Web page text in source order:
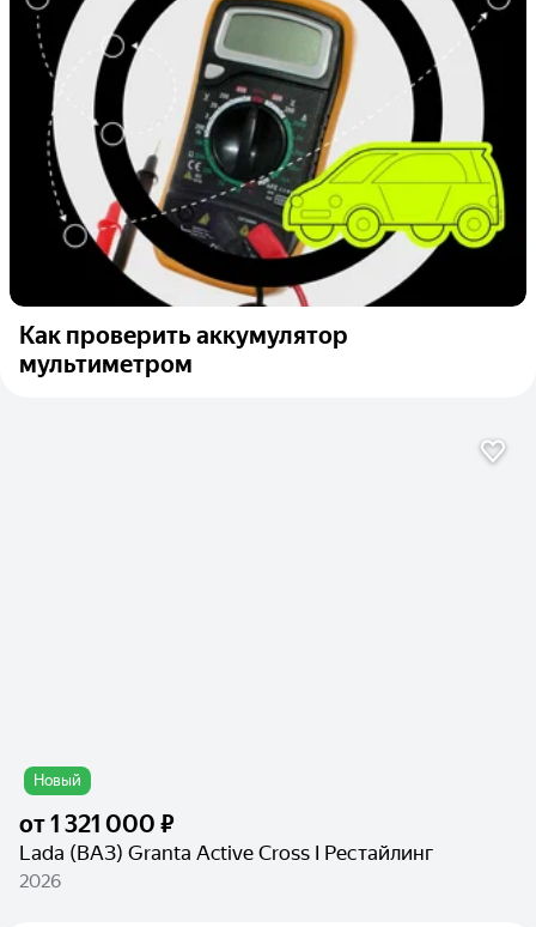
Как проверить аккумулятор
мультиметром
Новый
от1 321 000 ₽
Lada (ВАЗ) Granta Active Cross I Рестайлинг
2026